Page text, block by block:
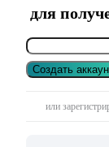
для
Создать
или